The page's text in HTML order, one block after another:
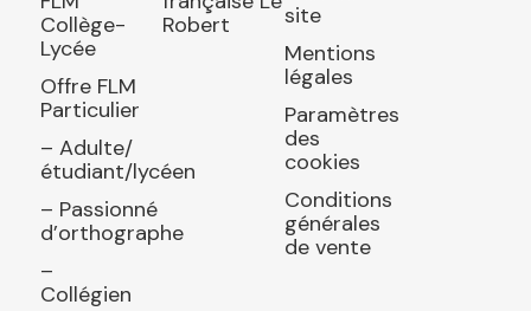
Collège-
Lycée
Offre FLM
Particulier
– Adulte/
étudiant/lycéen
– Passionné
d’orthographe
–
Collégien
Robert
site
Mentions
légales
Paramètres
des
cookies
Conditions
générales
de vente